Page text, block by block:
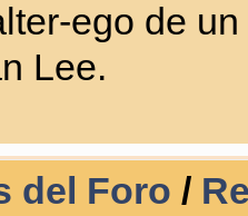
ego de
Lee.
del Foro /